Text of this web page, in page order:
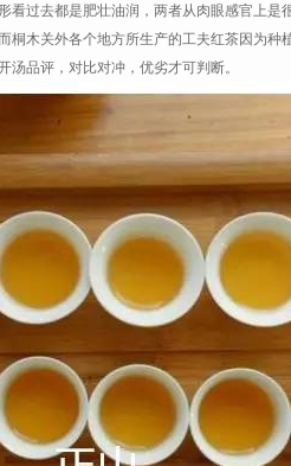
看过去都是肥壮油润，两者从肉眼感官上是
桐木关外各个地方所生产的工夫红茶因为种
品评，对比对冲，优劣才可判断。